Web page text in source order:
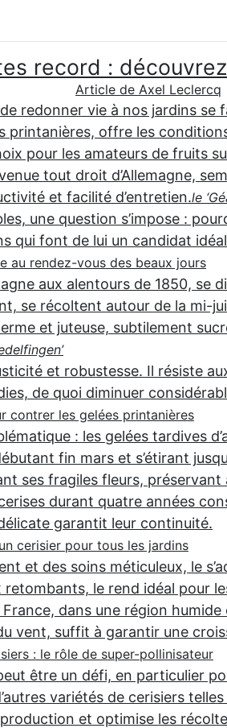
record :
Article de Axel Leclercq
de redonner vie à nos jardins
printanières, offre les
pour les amateurs de fruits
tout droit d’Allemagne,
et facilité d’entretien.le
une question s’impose :
qui font de lui un candidat
au rendez-vous des beaux jours
aux alentours de 1850, se
se récoltent autour de la mi-
et juteuse, subtilement
et robustesse. Il résiste
de quoi diminuer
contrer les gelées printanières
: les gelées tardives
fin mars et s’étirant
ses fragiles fleurs,
durant quatre années
garantit leur continuité.
cerisier pour tous les jardins
et des soins méticuleux, le
le rend idéal pour
dans une région humide
vent, suffit à garantir une
: le rôle de super-pollinisateur
être un défi, en particulier
variétés de cerisiers telles
et optimise les